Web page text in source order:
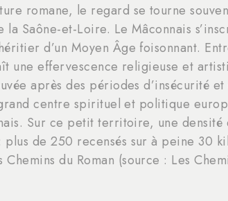
romane, le regard se tourne
Saône-et-Loire. Le Mâconnais
d’un Moyen Âge foisonnant.
une effervescence religieuse et
après des périodes d’insécurité et
centre spirituel et politique
Sur ce petit territoire, une densité
de 250 recensés sur à peine 30
Chemins du Roman (source : Les